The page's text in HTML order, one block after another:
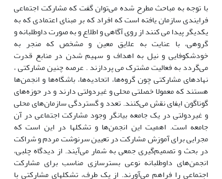
با توجه به مباحث مطرح شده می‌توان گفت که مشارکت اجتماعی
فرایندی سازمان یافته است که افراد که بر مبنای اعتمادی که به
یکدیگر پیدا می کنند از روی آگاهی و اطلاع و به صورت داوطلبانه و
گروهی، با عنایت به علایق معین و مشخص که منجر به
خودشکوفایی و نیل به اهداف و سهیم شدن در منابع قدرت
می‌گردد به فعالیت مشترک می پردازند . عرصه چنین مشارکتی ،
نهادهای مشارکتی چون گروه‌ها، اتحادیه‌ها، باشگاه‌ها و انجمن‌ها
هستند که معمولا خصلتی محلی و غیردولتی دارند و در حوزه‌های
گوناگون ایفای نقش می‌کنند. تعدد و گستردگی سازمان‌های محلی
و غیردولتی در یک جامعه بیانگر وجود مشارکت اجتماعی در آن
جامعه است. اهمیت این انجمن‌ها و تشکلها در این است که
مجرایی برای آموزش مشارکت در تعیین سرنوشت مردم و شراکت
در بحث و تصمیم‌گیری جمعی به شمار می‌آیند. از دیدگاه چلبی،
انجمن‌های داوطلبانه نوعی بسترسازی مناسب برای مشارکت
اجتماعی را فراهم‌ می‌آورند. از یک طرف، تشکلهای مشارکتی با